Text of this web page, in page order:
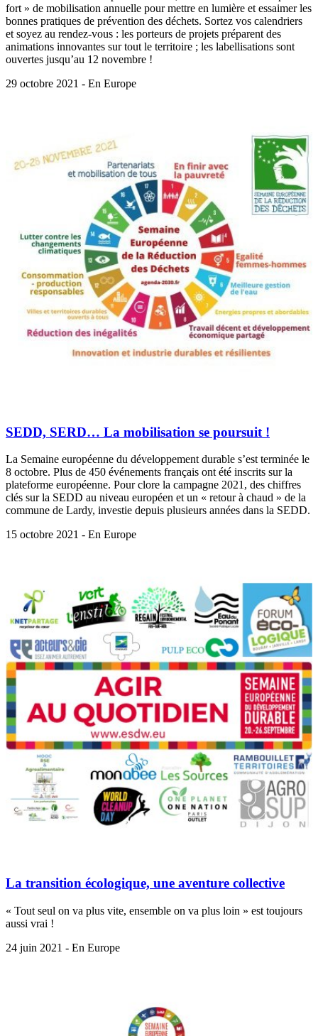
fort » de mobilisation annuelle pour mettre en lumière et essaimer les
bonnes pratiques de prévention des déchets. Sortez vos calendriers
et soyez au rendez-vous : les porteurs de projets préparent des
animations innovantes sur tout le territoire ; les labellisations sont
ouvertes jusqu’au 12 novembre !
29 octobre 2021 - En Europe
SEDD, SERD… La mobilisation se poursuit !
La Semaine européenne du développement durable s’est terminée le
8 octobre. Plus de 450 événements français ont été inscrits sur la
plateforme européenne. Pour clore la campagne 2021, des chiffres
clés sur la SEDD au niveau européen et un « retour à chaud » de la
commune de Lardy, investie depuis plusieurs années dans la SEDD.
15 octobre 2021 - En Europe
La transition écologique, une aventure collective
« Tout seul on va plus vite, ensemble on va plus loin » est toujours
aussi vrai !
24 juin 2021 - En Europe